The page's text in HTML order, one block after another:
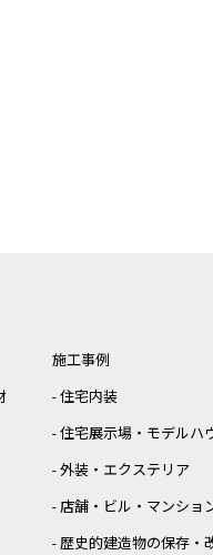
施工事例
住宅内装
住宅展示場・モデルハ
外装・エクステリア
店舗・ビル・マンショ
歴史的建造物の保存・